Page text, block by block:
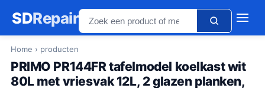
SDRepair
Home › producten
PRIMO PR144FR tafelmodel koelkast wit
80L met vriesvak 12L, 2 glazen planken,